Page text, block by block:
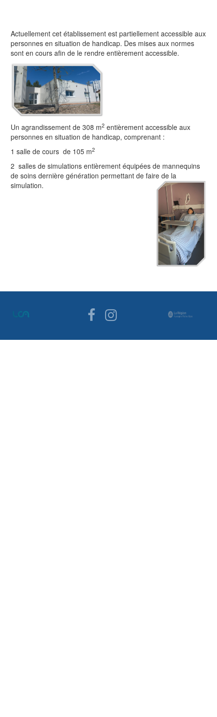
Actuellement cet établissement est partiellement accessible aux
personnes en situation de handicap. Des mises aux normes
sont en cours afin de le rendre entièrement accessible.
Un agrandissement de 308 m2 entièrement accessible aux
personnes en situation de handicap, comprenant :
1 salle de cours de 105 m2
2 salles de simulations entièrement équipées de mannequins
de soins dernière génération permettant de faire de la
simulation.